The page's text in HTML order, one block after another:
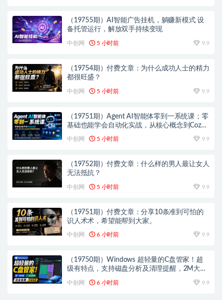
（19755期）AI智能广告挂机，躺赚新模式 设
备托管运行，解放双手持续变现
中创网 5 小时前 9.9
（19754期）付费文章：为什么成功人士的精力
都很旺盛？
中创网 5 小时前 9.9
（19751期）Agent AI智能体零到一系统课；零
基础也能学会自动化实战，从核心概念到Coze
中创网 5 小时前 9.9
（19752期）付费文章：什么样的男人最让女人
无法抵抗？
中创网 5 小时前 9.9
（19751期）付费文章：分享10条准到可怕的
识人术术，希望能帮到大家。
中创网 6 小时前 9.9
（19750期）Windows 超轻量的C盘管家！超
级有特点，支持磁盘分析及清理提醒，2M大小
中创网 6 小时前 9.9